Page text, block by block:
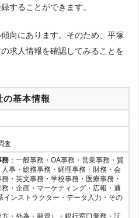
することができます。
向にあります。そのため、平塚
求人情報を確認してみることを
の基本情報
査
務 ：一般事務・OA事務・営業事務・貿
事・総務事務・経理事務・財務・会
・英文事務・学校事務・医療事務・
・企画・マーケティング・広報・通
インストラクター・データ入力・その